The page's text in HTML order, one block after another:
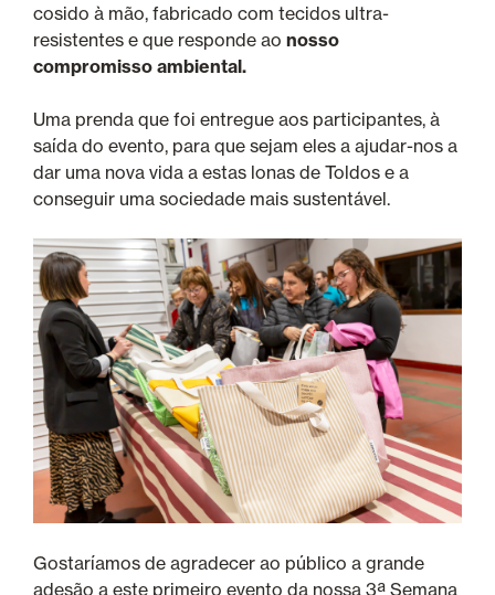
cosido à mão, fabricado com tecidos ultra-
resistentes e que responde ao nosso
compromisso ambiental.
Uma prenda que foi entregue aos participantes, à
saída do evento, para que sejam eles a ajudar-nos a
dar uma nova vida a estas lonas de Toldos e a
conseguir uma sociedade mais sustentável.
Gostaríamos de agradecer ao público a grande
adesão a este primeiro evento da nossa 3ª Semana